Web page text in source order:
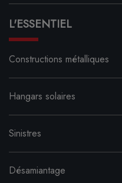
L'ESSENTIEL
Constructions métalliques
Hangars solaires
Sinistres
Désamiantage